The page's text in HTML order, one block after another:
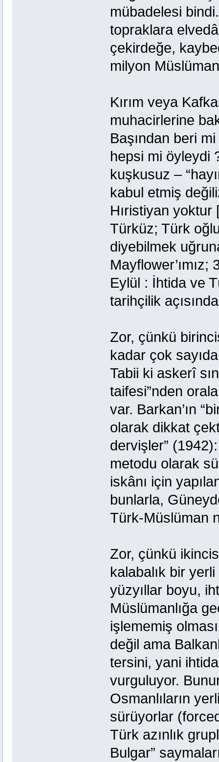
mübadelesi
topraklara
çekirdeğe,
milyon
Kırım veya
muhacirlerine
Başından beri
hepsi mi öyleydi
kuşkusuz –
kabul etmiş
Hıristiyan yoktur
Türküz; Türk
diyebilmek
Mayflower’ımız;
Eylül : İhtida ve
tarihçilik
Zor, çünkü
kadar çok
Tabii ki askerî
taifesi”nden
var. Barkan’ın
olarak dikkat
dervişler”
metodu olarak
iskânı için
bunlarla,
Türk-Müslüman
Zor, çünkü
kalabalık bir
yüzyıllar boyu,
Müslümanlığa
işlememiş
değil ama
tersini, yani
vurguluyor.
Osmanlıların
sürüyorlar
Türk azınlık
Bulgar”